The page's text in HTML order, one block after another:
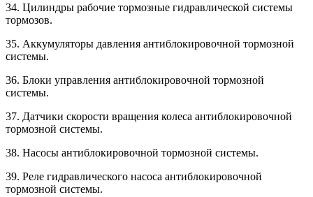
34. Цилиндры рабочие тормозные гидравлической системы
тормозов.
35. Аккумуляторы давления антиблокировочной тормозной
системы.
36. Блоки управления антиблокировочной тормозной
системы.
37. Датчики скорости вращения колеса антиблокировочной
тормозной системы.
38. Насосы антиблокировочной тормозной системы.
39. Реле гидравлического насоса антиблокировочной
тормозной системы.